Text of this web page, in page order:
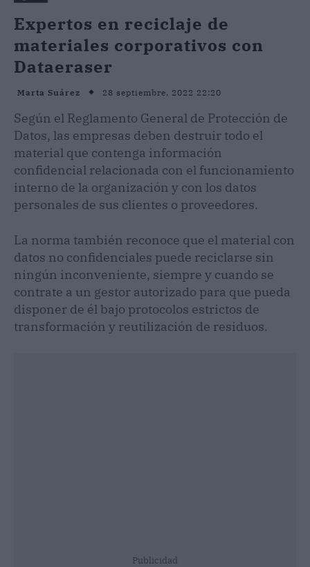
Expertos en reciclaje de
materiales corporativos con
Dataeraser
Marta Suárez 28 septiembre, 2022 22:20
Según el Reglamento General de Protección de
Datos, las empresas deben destruir todo el
material que contenga información
confidencial relacionada con el funcionamiento
interno de la organización y con los datos
personales de sus clientes o proveedores.
La norma también reconoce que el material con
datos no confidenciales puede reciclarse sin
ningún inconveniente, siempre y cuando se
contrate a un gestor autorizado para que pueda
disponer de él bajo protocolos estrictos de
transformación y reutilización de residuos.
Publicidad